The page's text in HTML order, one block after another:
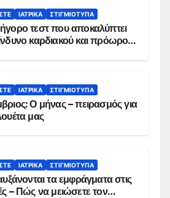
ΙΑΤΡΙΚΆ ΣΤΙΓΜΙΌΤΥΠΑ
τεστ που αποκαλύπτει
καρδιακού και πρόωρου
ΙΑΤΡΙΚΆ ΣΤΙΓΜΙΌΤΥΠΑ
Ο μήνας – πειρασμός για
μας
ΙΑΤΡΙΚΆ ΣΤΙΓΜΙΌΤΥΠΑ
αυξάνονται τα εμφράγματα στις
– Πώς να μειώσετε τον